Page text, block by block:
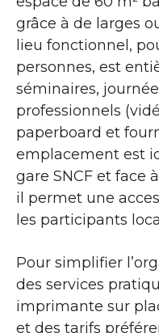
grâce à de larges
lieu fonctionnel,
personnes, est
séminaires,
professionnels
paperboard et
emplacement est
gare SNCF et face
il permet une
les participants
Pour simplifier
des services
imprimante sur
et des tarifs